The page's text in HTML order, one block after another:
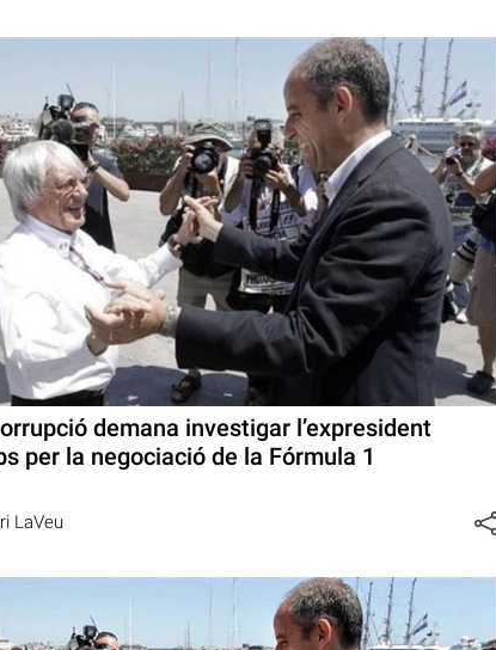
demana investigar l’expresident
per la negociació de la Fórmula 1
LaVeu